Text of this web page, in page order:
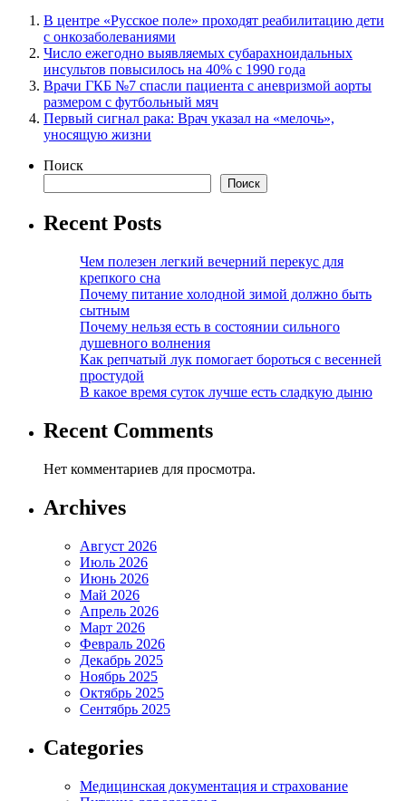
В центре «Русское поле» проходят реабилитацию дети
с онкозаболеваниями
Число ежегодно выявляемых субарахноидальных
инсультов повысилось на 40% с 1990 года
Врачи ГКБ №7 спасли пациента с аневризмой аорты
размером с футбольный мяч
Первый сигнал рака: Врач указал на «мелочь»,
уносящую жизни
Поиск
Поиск
Recent Posts
Чем полезен легкий вечерний перекус для
крепкого сна
Почему питание холодной зимой должно быть
сытным
Почему нельзя есть в состоянии сильного
душевного волнения
Как репчатый лук помогает бороться с весенней
простудой
В какое время суток лучше есть сладкую дыню
Recent Comments
Нет комментариев для просмотра.
Archives
Август 2026
Июль 2026
Июнь 2026
Май 2026
Апрель 2026
Март 2026
Февраль 2026
Декабрь 2025
Ноябрь 2025
Октябрь 2025
Сентябрь 2025
Categories
Медицинская документация и страхование